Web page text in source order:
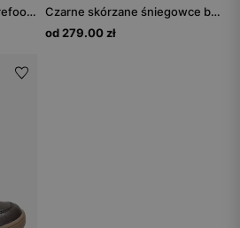
Granatowe śniegowce barefoot ocieplane wełną BARTEK 84014-56
Czarne skórzane śniegowce barefoot ocieplane naturalną wełną BARTEK 84014-51
od 279.00 zł